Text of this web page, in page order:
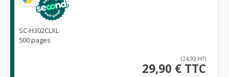
SC-H302CLXL
500 pages
(24,92 HT)
29,90 € TTC